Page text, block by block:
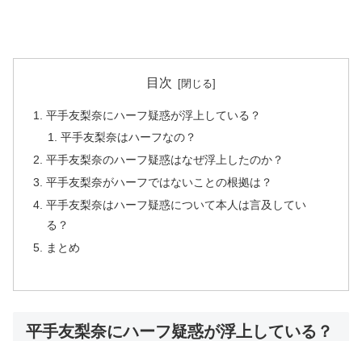
目次
平手友梨奈にハーフ疑惑が浮上している？
平手友梨奈はハーフなの？
平手友梨奈のハーフ疑惑はなぜ浮上したのか？
平手友梨奈がハーフではないことの根拠は？
平手友梨奈はハーフ疑惑について本人は言及してい
る？
まとめ
平手友梨奈にハーフ疑惑が浮上している？